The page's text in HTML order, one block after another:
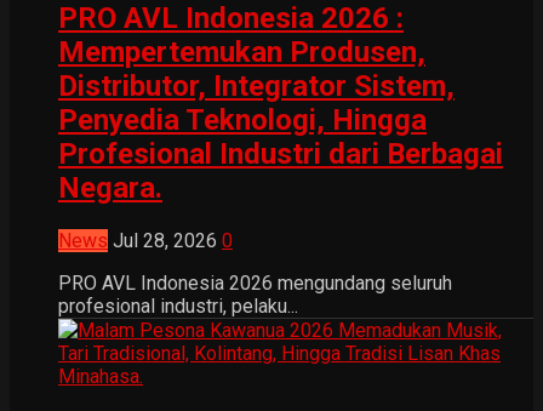
PRO AVL Indonesia 2026 :
Mempertemukan Produsen,
Distributor, Integrator Sistem,
Penyedia Teknologi, Hingga
Profesional Industri dari Berbagai
Negara.
News Jul 28, 2026 0
PRO AVL Indonesia 2026 mengundang seluruh
profesional industri, pelaku...